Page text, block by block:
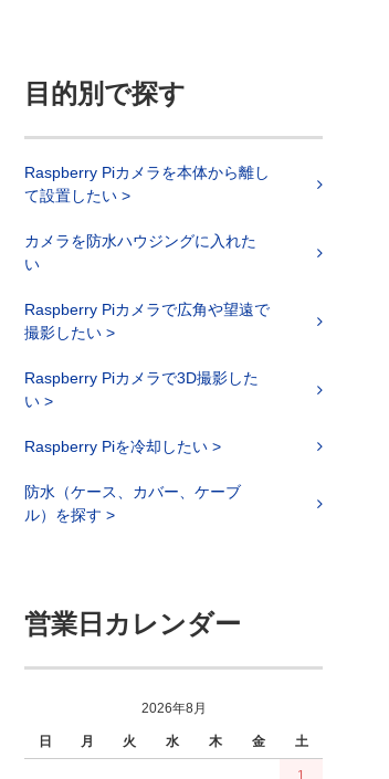
目的別で探す
Raspberry Piカメラを本体から離し
て設置したい >
カメラを防水ハウジングに入れた
い
Raspberry Piカメラで広角や望遠で
撮影したい >
Raspberry Piカメラで3D撮影した
い >
Raspberry Piを冷却したい >
防水（ケース、カバー、ケーブ
ル）を探す >
営業日カレンダー
2026年8月
日 月 火 水 木 金 土
1